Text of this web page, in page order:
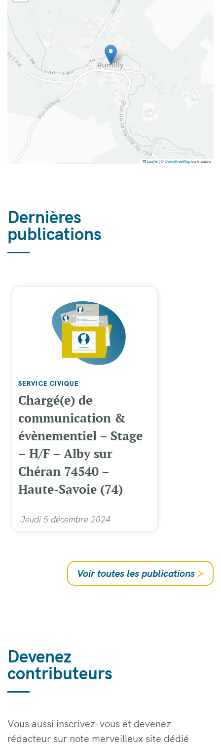
Leaflet|©OpenStreetMapcontributors
Dernières
publications
SERVICE CIVIQUE
Chargé(e) de
communication &
évènementiel – Stage
– H/F – Alby sur
Chéran 74540 –
Haute-Savoie (74)
Jeudi 5 décembre 2024
Voir toutes les publications >
Devenez
contributeurs
Vous aussi inscrivez-vous et devenez
rédacteur sur note merveilleux site dédié